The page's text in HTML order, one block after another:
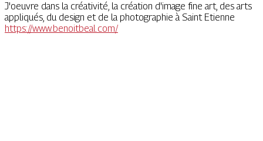
J'oeuvre dans la créativité, la création d'image fine art, des arts
appliqués, du design et de la photographie à Saint Etienne
https://www.benoitbeal.com/